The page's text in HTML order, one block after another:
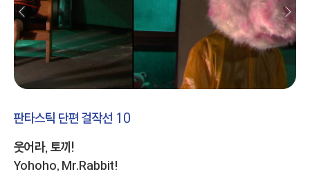
판타스틱 단편 걸작선 10
웃어라, 토끼!
Yohoho, Mr.Rabbit!